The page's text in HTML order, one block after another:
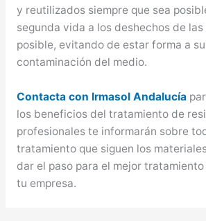
y reutilizados siempre que sea
segunda vida a los deshechos de las
posible, evitando de estar forma a
contaminación del medio.
Contacta con Irmasol Andalucía
los beneficios del tratamiento de
profesionales te informarán sobre
tratamiento que siguen los
dar el paso para el mejor
tu empresa.